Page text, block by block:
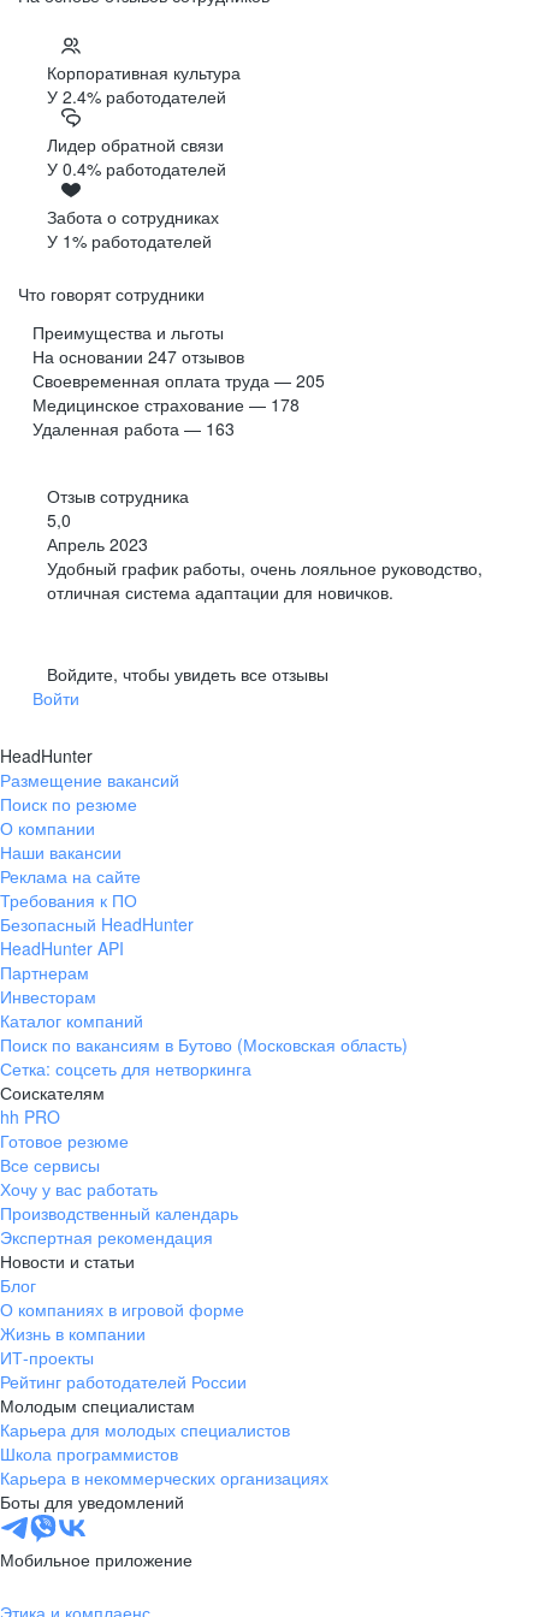
Корпоративная культура
У 2.4% работодателей
Лидер обратной связи
У 0.4% работодателей
Забота о сотрудниках
У 1% работодателей
Что говорят сотрудники
Преимущества и льготы
На основании 247 отзывов
Своевременная оплата труда — 205
Медицинское страхование — 178
Удаленная работа — 163
Отзыв сотрудника
5,0
Апрель 2023
Удобный график работы, очень лояльное руководство,
отличная система адаптации для новичков.
Войдите, чтобы увидеть все отзывы
Войти
HeadHunter
Размещение вакансий
Поиск по резюме
О компании
Наши вакансии
Реклама на сайте
Требования к ПО
Безопасный HeadHunter
HeadHunter API
Партнерам
Инвесторам
Каталог компаний
Поиск по вакансиям в Бутово (Московская область)
Сетка: соцсеть для нетворкинга
Соискателям
hh PRO
Готовое резюме
Все сервисы
Хочу у вас работать
Производственный календарь
Экспертная рекомендация
Новости и статьи
Блог
О компаниях в игровой форме
Жизнь в компании
ИТ-проекты
Рейтинг работодателей России
Молодым специалистам
Карьера для молодых специалистов
Школа программистов
Карьера в некоммерческих организациях
Боты для уведомлений
Мобильное приложение